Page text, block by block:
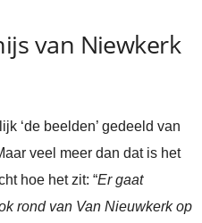
van Niewkerk
‘de beelden’ gedeeld van
veel meer dan dat is het
hoe het zit: “Er gaat
rond van Van Nieuwkerk op